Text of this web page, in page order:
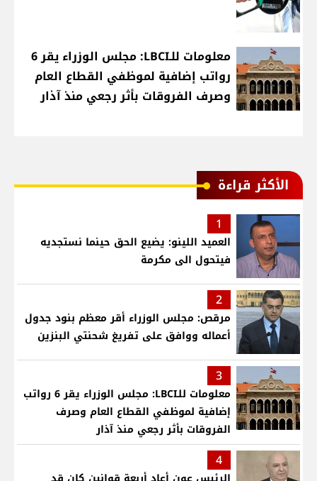
معلومات للـLBCI: مجلس الوزراء يقر 6
رواتب إضافية لموظفي القطاع العام
وصرف الفروقات بأثر رجعي منذ آذار
الأكثر قراءة
1
العميد اللينو: يضيع الحق حينما نستجديه
فيتحول الى مكرمة
2
مرقص: مجلس الوزراء أقر معظم بنود جدول
أعماله ووافق على تفريغ شحنتي البنزين
3
معلومات للـLBCI: مجلس الوزراء يقر 6 رواتب
إضافية لموظفي القطاع العام وصرف
الفروقات بأثر رجعي منذ آذار
4